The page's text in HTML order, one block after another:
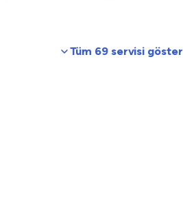
Tüm 69 servisi göster